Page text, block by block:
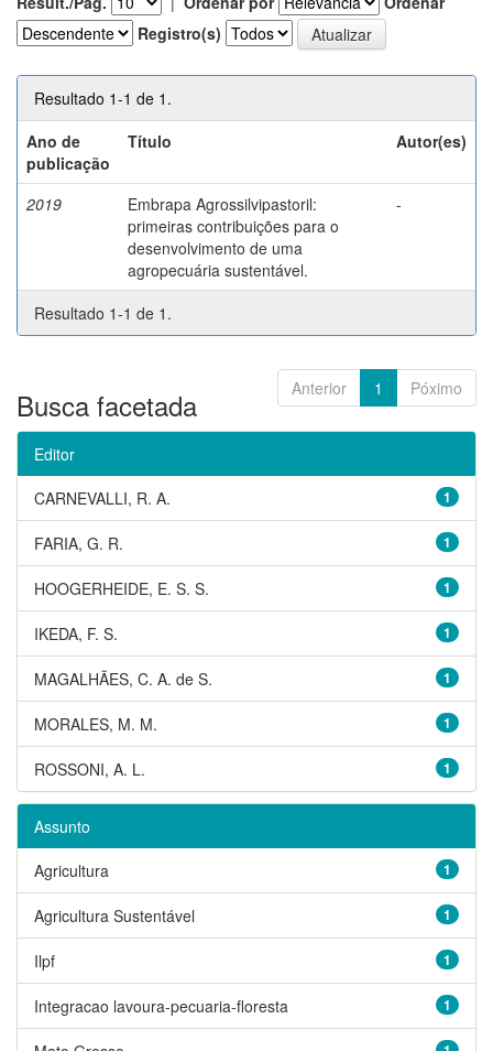
Registro(s)
Resultado 1-1 de 1.
Ano de
publicação
Título Autor(es)
2019
Embrapa Agrossilvipastoril:
primeiras contribuições para o
desenvolvimento de uma
agropecuária sustentável.
-
Resultado 1-1 de 1.
Anterior 1 Póximo
Busca facetada
Editor
1
CARNEVALLI, R. A.
1
FARIA, G. R.
1
HOOGERHEIDE, E. S. S.
1
IKEDA, F. S.
1
MAGALHÃES, C. A. de S.
1
MORALES, M. M.
1
ROSSONI, A. L.
Assunto
1
Agricultura
1
Agricultura Sustentável
1
Ilpf
1
Integracao lavoura-pecuaria-floresta